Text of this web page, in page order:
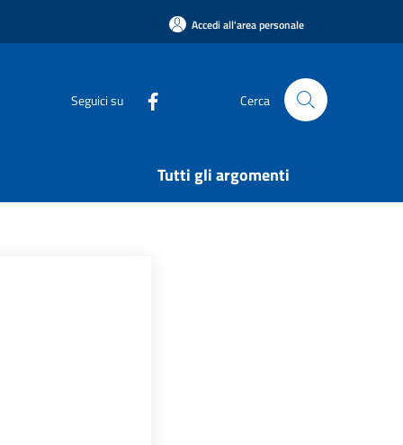
Accedi all'area personale
Seguici su Cerca
Tutti gli argomenti